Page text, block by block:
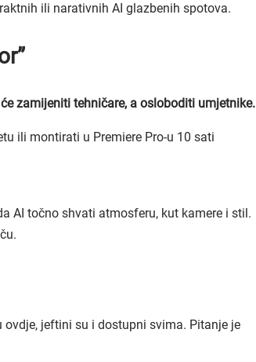
ili narativnih AI glazbenih spotova.
zamijeniti tehničare, a osloboditi umjetnike.
ili montirati u Premiere Pro-u 10 sati
AI točno shvati atmosferu, kut kamere i stil.
jeftini su i dostupni svima. Pitanje je